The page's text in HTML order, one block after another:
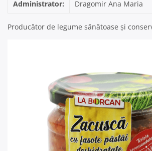
Administrator: Dragomir Ana Maria
Producător de legume sănătoase și